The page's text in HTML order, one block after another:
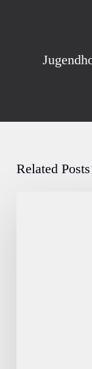
Related Posts